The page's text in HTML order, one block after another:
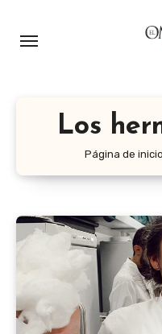
Los
Página de inicio